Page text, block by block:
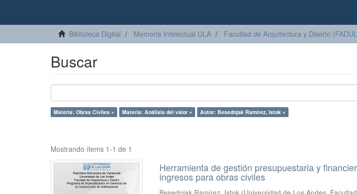
Biblioteca Digital Memoria Intelectual ULA Facultad de Arquitectura y Diseño
Buscar
Materia: Obras Civiles × Materia: Análisis del valor × Autor: Besednjak Ramírez, Istok ×
Mostrando ítems 1-1 de 1
Herramienta de gestión presupuestaria y
ingresos para obras civiles